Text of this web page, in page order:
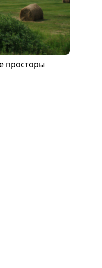
просторы